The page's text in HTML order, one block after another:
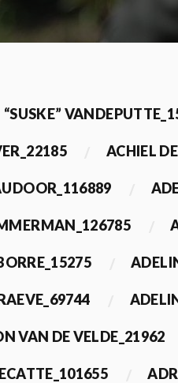
“SUSKE”
ACHIEL
VAN DE VELDE_21962